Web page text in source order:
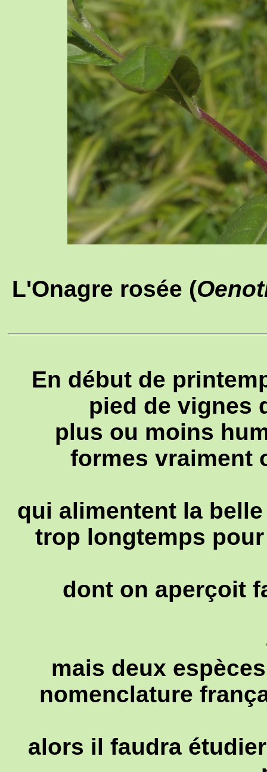
L'Onagre rosée (
En début de
pied de vignes
plus ou moins
formes vraiment
qui alimentent la
trop longtemps
dont on aperçoit
mais deux
nomenclature
alors il faudra